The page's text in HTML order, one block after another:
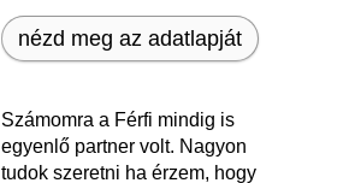
nézd meg az adatlapját
Számomra a Férfi mindig is
egyenlő partner volt. Nagyon
tudok szeretni ha érzem, hogy